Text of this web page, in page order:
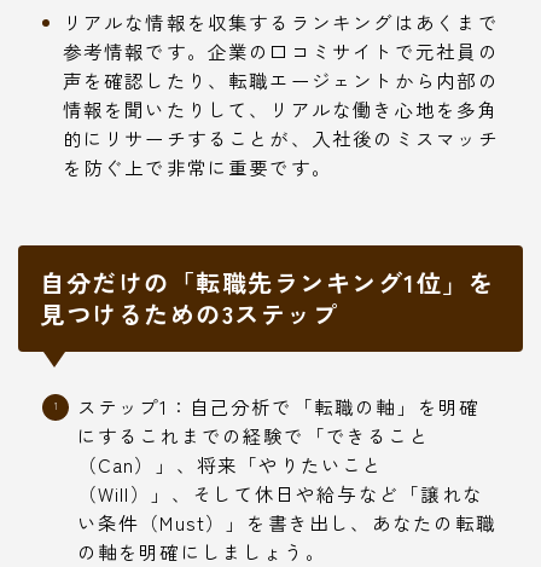
リアルな情報を収集するランキングはあくまで
参考情報です。企業の口コミサイトで元社員の
声を確認したり、転職エージェントから内部の
情報を聞いたりして、リアルな働き心地を多角
的にリサーチすることが、入社後のミスマッチ
を防ぐ上で非常に重要です。
自分だけの「転職先ランキング1位」を
見つけるための3ステップ
ステップ1：自己分析で「転職の軸」を明確
にするこれまでの経験で「できること
（Can）」、将来「やりたいこと
（Will）」、そして休日や給与など「譲れな
い条件（Must）」を書き出し、あなたの転職
の軸を明確にしましょう。